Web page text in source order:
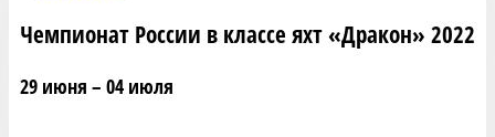
Чемпионат России в классе яхт «Дракон» 2022
29 июня – 04 июля